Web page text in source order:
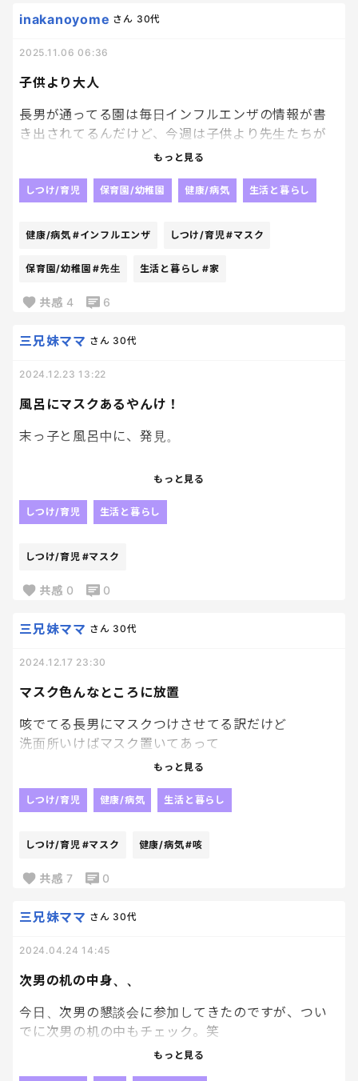
もうどうしたらいいのかあいつは…
査しますか？？
というより、熱が出たら必ず検査しますか？
子供より大人
inakanoyome さん 30代
2025.11.06 06:36
長男が通ってる園は毎日インフルエンザの情報が書
き出されてるんだけど、今週は子供より先生たちが
いくらマスクして接していても防げないんだなあ。
事中とか絶対外す瞬間があるもんね。。。
る先生がいると思うと、お家で大変だろうな…と頭が
もっと見る
しつけ/育児 保育園/幼稚園 健康/病気 生活と暮らし
健康/病気 #インフルエンザ しつけ/育児#マスク
保育園/幼稚園 #先生 生活と暮らし #家
共感 4 6
風呂にマスクあるやんけ！
三兄妹ママ さん 30代
2024.12.23 13:22
末っ子と風呂中に、発見。
なぜだ、、！？
あいつはほんっっとに💢😇😇😇😇
ゴミはゴミ箱に捨ててくれぇぇ！！💢
もっと見る
しつけ/育児 生活と暮らし
しつけ/育児 #マスク
共感 0 0
マスク色んなところに放置
三兄妹ママ さん 30代
2024.12.17 23:30
咳でてる長男にマスクつけさせてる訳だけど
洗面所いけばマスク置いてあって
ダイニングテーブルみると置いてあって
移動してマスクはずす度に、その場に置きっぱでど
もっと見る
しつけ/育児 健康/病気 生活と暮らし
しつけ/育児 #マスク 健康/病気#咳
共感 7 0
次男の机の中身、、
三兄妹ママ さん 30代
2024.04.24 14:45
今日、次男の懇談会に参加してきたのですが、つい
でに次男の机の中もチェック。笑
もっと見る